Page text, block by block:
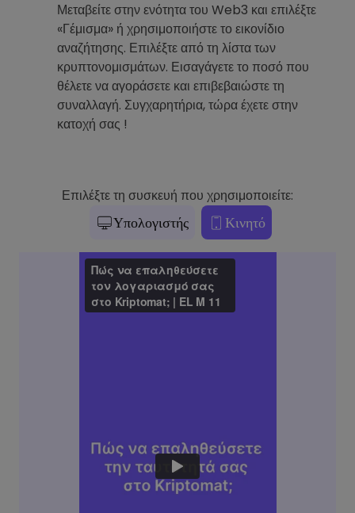
Μεταβείτε στην ενότητα του Web3 και επιλέξτε
«Γέμισμα» ή χρησιμοποιήστε το εικονίδιο
αναζήτησης. Επιλέξτε από τη λίστα των
κρυπτονομισμάτων. Εισαγάγετε το ποσό που
θέλετε να αγοράσετε και επιβεβαιώστε τη
συναλλαγή. Συγχαρητήρια, τώρα έχετε στην
κατοχή σας !
Επιλέξτε τη συσκευή που χρησιμοποιείτε:
Υπολογιστής Κινητό